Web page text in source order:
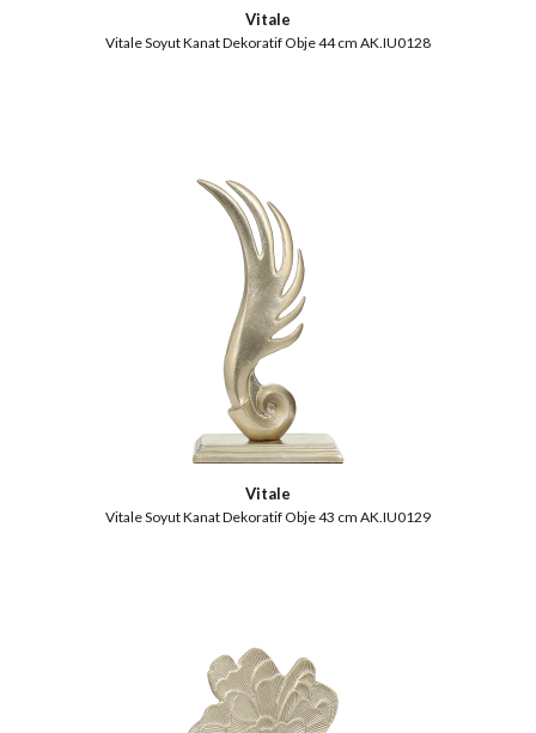
Vitale
Vitale Soyut Kanat Dekoratif Obje 44 cm AK.IU0128
Vitale
Vitale Soyut Kanat Dekoratif Obje 43 cm AK.IU0129